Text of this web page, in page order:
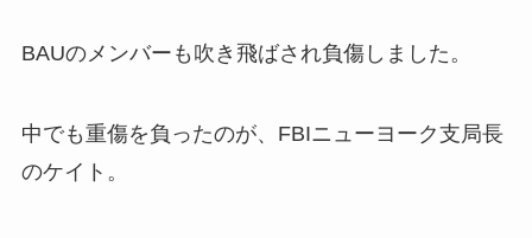
BAUのメンバーも吹き飛ばされ負傷しました。
中でも重傷を負ったのが、FBIニューヨーク支局長
のケイト。